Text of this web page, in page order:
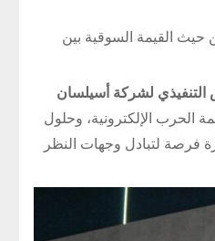
حيث القيمة السوقية بين
التنفيذي لشركة أسيلسان
الحرب الإلكترونية، وحلول
فرصة لتبادل وجهات النظر